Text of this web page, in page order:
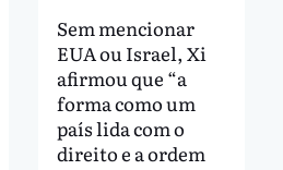
Sem mencionar
EUA ou Israel, Xi
afirmou que “a
forma como um
país lida com o
direito e a ordem